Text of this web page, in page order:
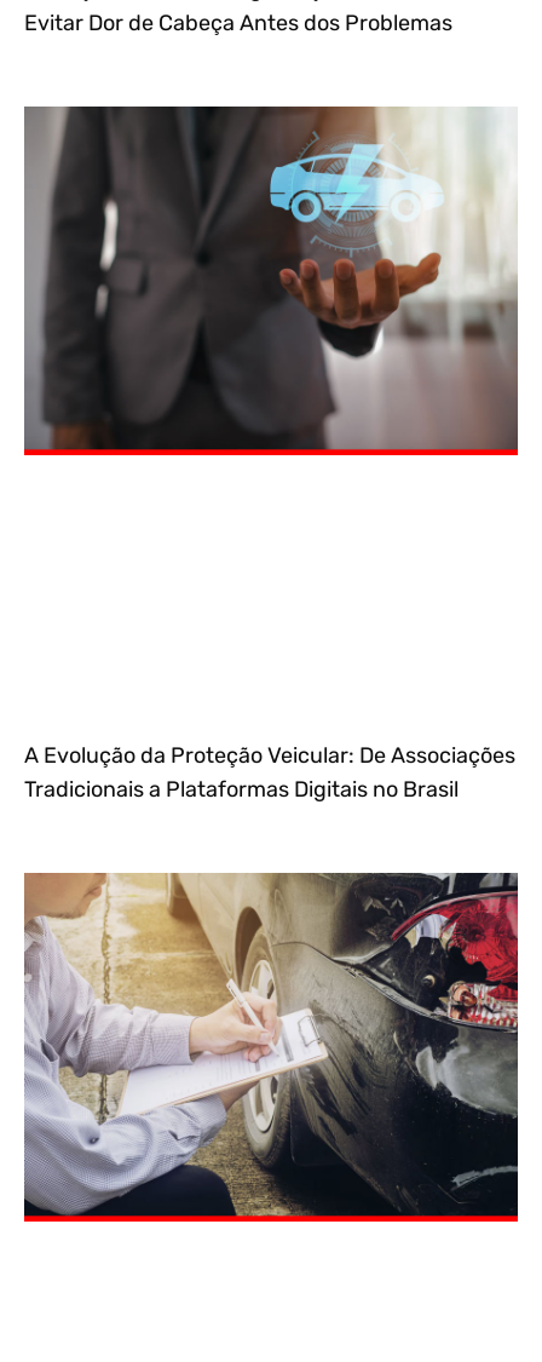
Evitar Dor de Cabeça Antes dos Problemas
A Evolução da Proteção Veicular: De Associações
Tradicionais a Plataformas Digitais no Brasil